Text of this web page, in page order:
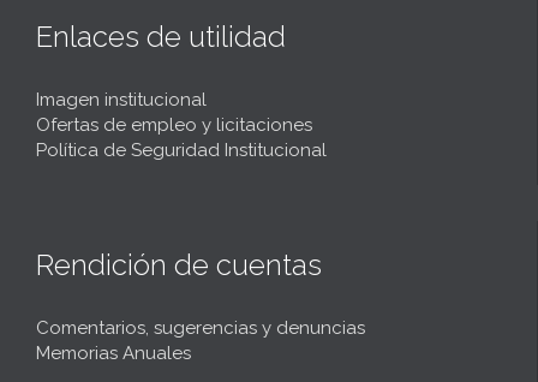
Enlaces de utilidad
Imagen institucional
Ofertas de empleo y licitaciones
Política de Seguridad Institucional
Rendición de cuentas
Comentarios, sugerencias y denuncias
Memorias Anuales